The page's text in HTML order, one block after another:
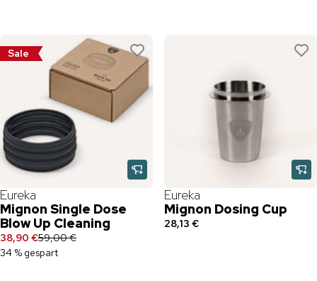
Sale
Eureka
Mignon Single Dose
Blow Up Cleaning
38,90 €59,00 €
34 % gespart
Eureka
Mignon Dosing Cup
28,13 €